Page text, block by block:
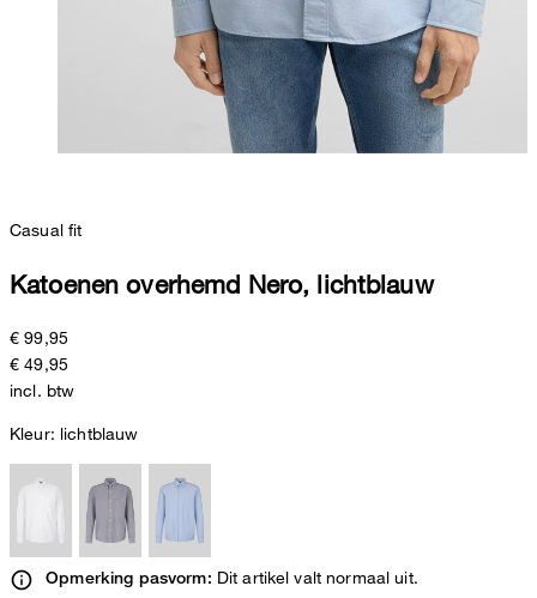
Casual fit
Katoenen overhemd Nero, lichtblauw
€ 99,95
€ 49,95
incl. btw
Kleur: lichtblauw
Opmerking pasvorm: Dit artikel valt normaal uit.